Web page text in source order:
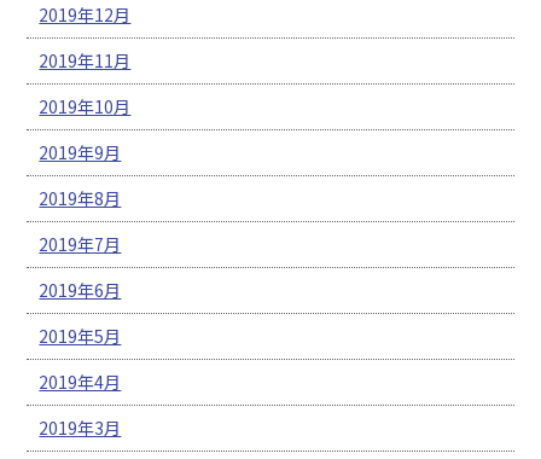
2019年12月
2019年11月
2019年10月
2019年9月
2019年8月
2019年7月
2019年6月
2019年5月
2019年4月
2019年3月